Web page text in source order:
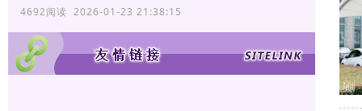
4692阅读 2026-01-23 21:38:15